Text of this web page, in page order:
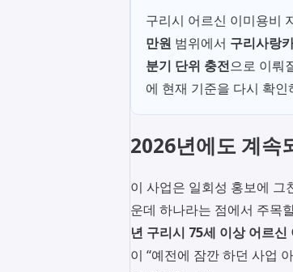
구리시 어르신 이미용비
만원 범위에서 구리사랑
분기 단위 충전으로 이뤄
에 현재 기준을 다시 확
2026년에도 계속
이 사업은 일회성 홍보에 그
운데 하나라는 점에서 주목
년 구리시 75세 이상 어르신
이 “예전에 잠깐 하던 사업